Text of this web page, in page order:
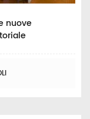
nuove